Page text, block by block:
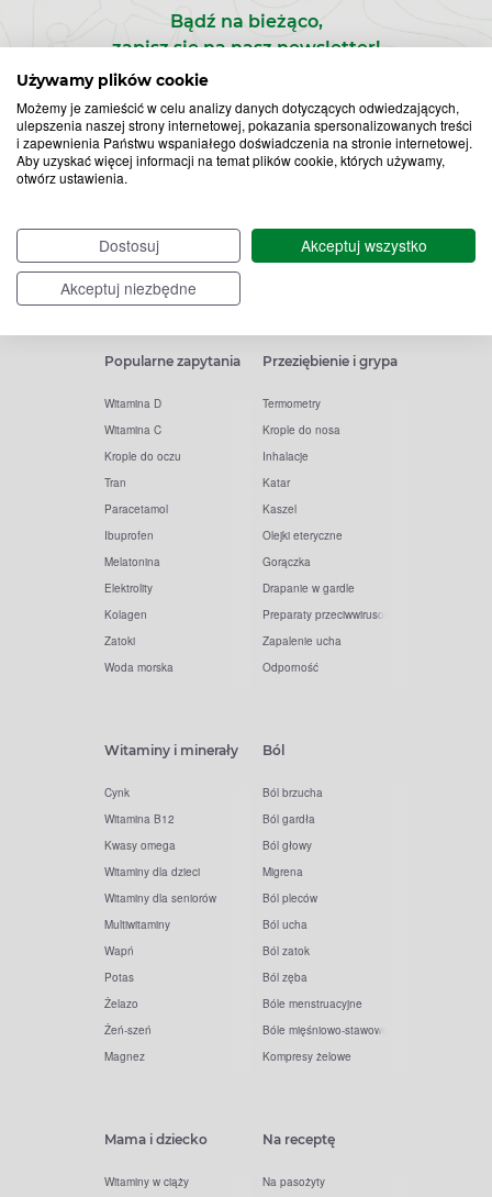
Używamy plików cookie
Możemy je zamieścić w celu analizy danych dotyczących odwiedzających,
ulepszenia naszej strony internetowej, pokazania spersonalizowanych treści
i zapewnienia Państwu wspaniałego doświadczenia na stronie internetowej.
Aby uzyskać więcej informacji na temat plików cookie, których używamy,
otwórz ustawienia.
Dostosuj
Akceptuj wszystko
Akceptuj niezbędne
Bądź na bieżąco,
zapisz się na nasz newsletter!
Zapisz
do
Popularne zapytania
Witamina D
Witamina C
Krople do oczu
Tran
Paracetamol
Ibuprofen
Melatonina
Elektrolity
Kolagen
Zatoki
Woda morska
Przeziębienie i grypa
Termometry
Krople do nosa
Inhalacje
Katar
Kaszel
Olejki eteryczne
Gorączka
Drapanie w gardle
Preparaty przeciwwirusowe
Zapalenie ucha
Odporność
Witaminy i minerały
Cynk
Witamina B12
Kwasy omega
Witaminy dla dzieci
Witaminy dla seniorów
Multiwitaminy
Wapń
Potas
Żelazo
Żeń-szeń
Magnez
Ból
Ból brzucha
Ból gardła
Ból głowy
Migrena
Ból pleców
Ból ucha
Ból zatok
Ból zęba
Bóle menstruacyjne
Bóle mięśniowo-stawowe
Kompresy żelowe
Mama i dziecko
Witaminy w ciąży
Na receptę
Na pasożyty